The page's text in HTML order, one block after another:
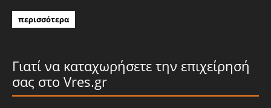
περισσότερα
Γιατί να καταχωρήσετε την επιχείρησή
σας στο Vres.gr